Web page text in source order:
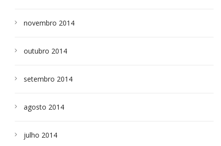
novembro 2014
outubro 2014
setembro 2014
agosto 2014
julho 2014